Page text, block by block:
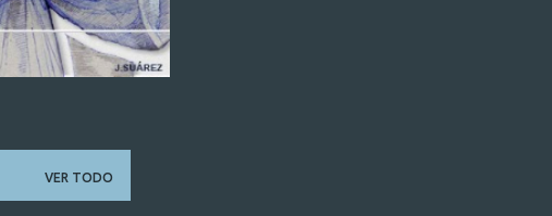
VER TODO